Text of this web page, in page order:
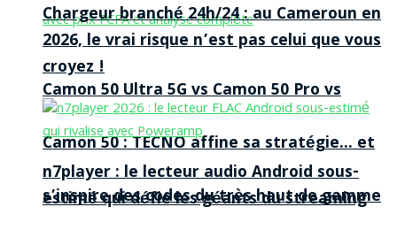
Camon 50 Ultra 5G vs Camon 50 Pro vs
Camon 50 : TECNO affine sa stratégie… et
s’inspire des codes du très haut de gamme
Chargeur branché 24h/24 : au Cameroun en
2026, le vrai risque n’est pas celui que vous
croyez !
n7player : le lecteur audio Android sous-
estimé qui défie les géants du streaming